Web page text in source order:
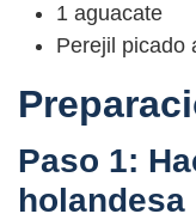
1 aguacate
Perejil picado
Paso 1:
holandesa